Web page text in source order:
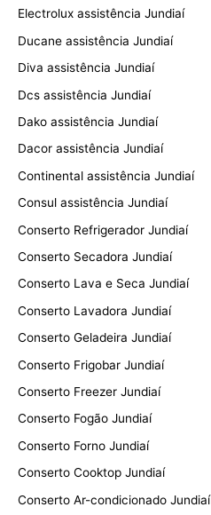
Electrolux assistência Jundiaí
Ducane assistência Jundiaí
Diva assistência Jundiaí
Dcs assistência Jundiaí
Dako assistência Jundiaí
Dacor assistência Jundiaí
Continental assistência Jundiaí
Consul assistência Jundiaí
Conserto Refrigerador Jundiaí
Conserto Secadora Jundiaí
Conserto Lava e Seca Jundiaí
Conserto Lavadora Jundiaí
Conserto Geladeira Jundiaí
Conserto Frigobar Jundiaí
Conserto Freezer Jundiaí
Conserto Fogão Jundiaí
Conserto Forno Jundiaí
Conserto Cooktop Jundiaí
Conserto Ar-condicionado Jundiaí